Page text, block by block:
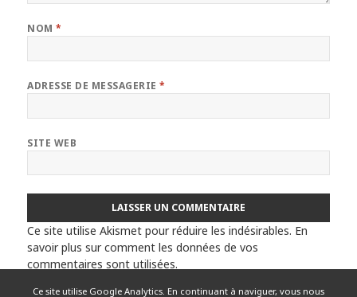
Ce site utilise Google Analytics. En continuant à naviguer, vous nous
NOM*
ADRESSE DE MESSAGERIE*
SITE WEB
Ce site utilise Akismet pour réduire les indésirables. En
savoir plus sur comment les données de vos
commentaires sont utilisées.